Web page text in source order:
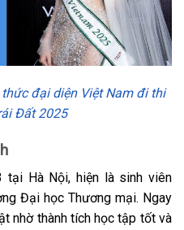
đại diện Việt Nam đi thi
Đất 2025
tại Hà Nội, hiện là sinh viên
Đại học Thương mại. Ngay
nhờ thành tích học tập tốt và